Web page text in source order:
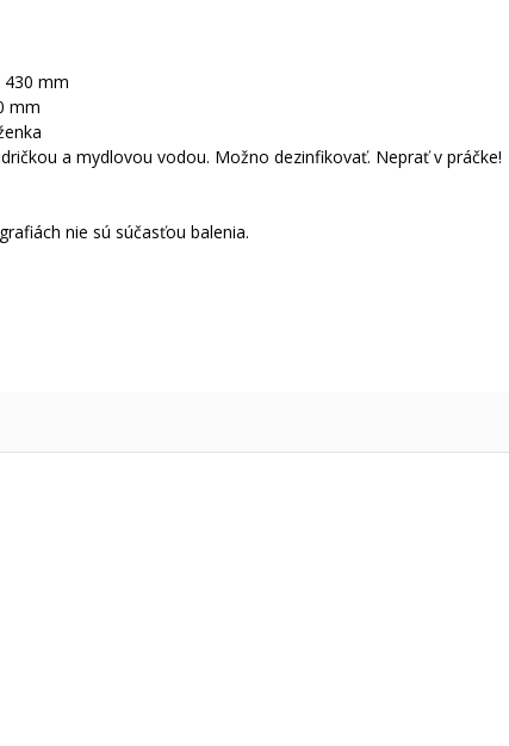
430 mm
mm
a mydlovou vodou. Možno dezinfikovať. Neprať v práčke!
nie sú súčasťou balenia.